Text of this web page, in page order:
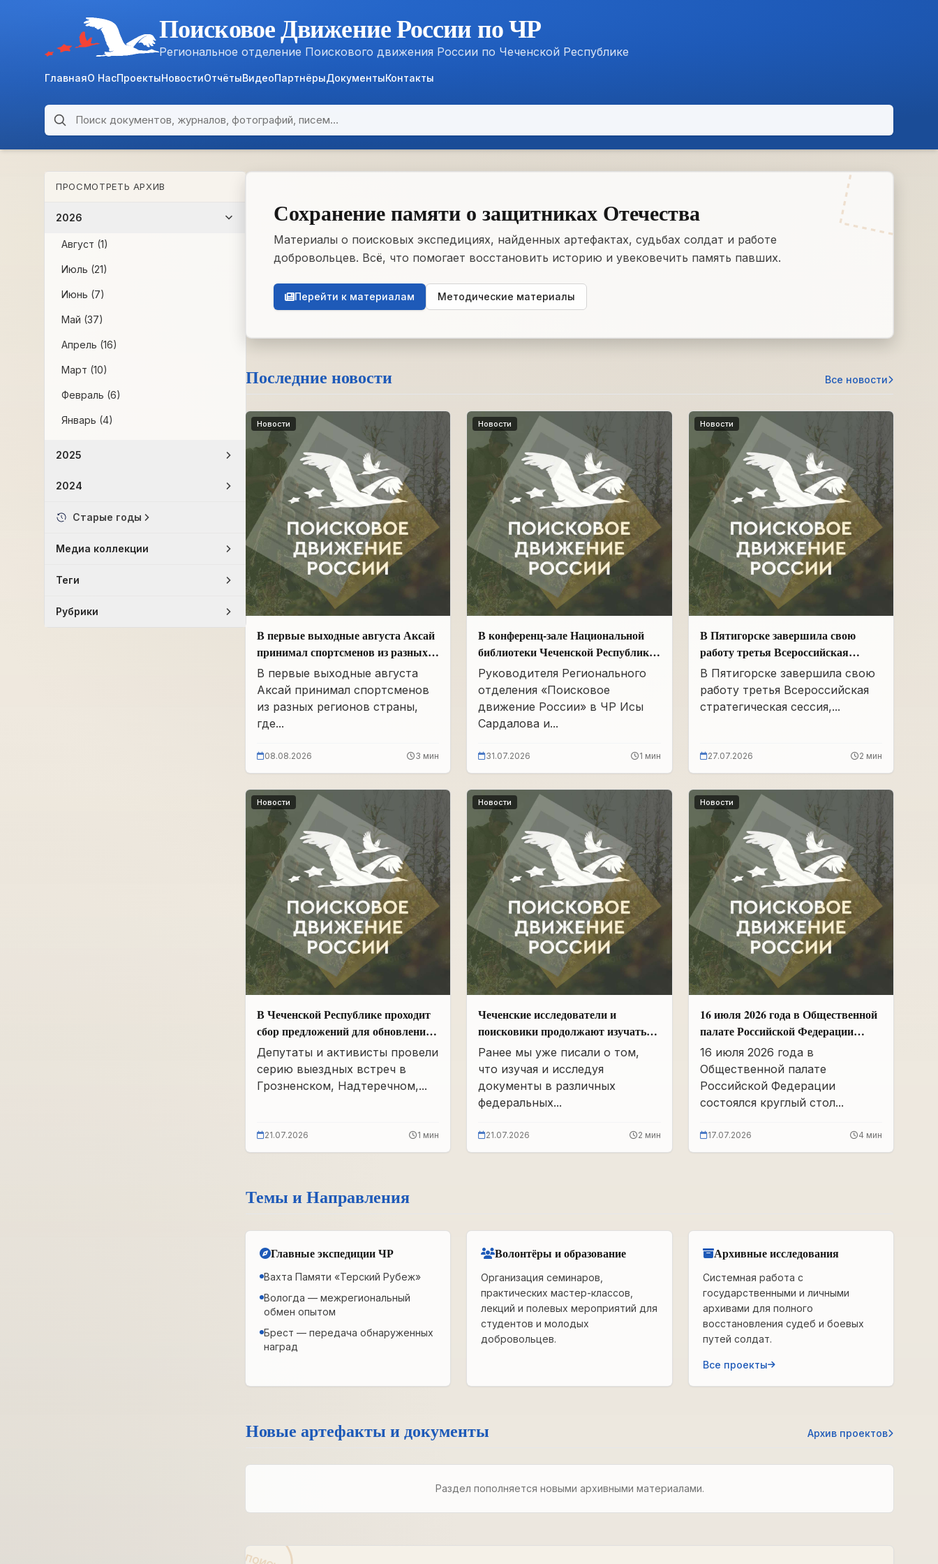
ARCHIVE
WWII • 1939–1945
Поисковое Движение России по ЧР
Региональное отделение Поискового движения России по Чеченской Республике
ГлавнаяО НасПроектыНовостиОтчётыВидеоПартнёрыДокументыКонтакты
Поиск по архиву
ПРОСМОТРЕТЬ АРХИВ
2026
Август (1)
Июль (21)
Июнь (7)
Май (37)
Апрель (16)
Март (10)
Февраль (6)
Январь (4)
2025
2024
Старые годы
Медиа коллекции
Теги
Рубрики
Сохранение памяти о защитниках Отечества
Материалы о поисковых экспедициях, найденных артефактах, судьбах солдат и работе
добровольцев. Всё, что помогает восстановить историю и увековечить память павших.
Перейти к материалам Методические материалы
Последние новости Все новости
Новости
В первые выходные августа Аксай
принимал спортсменов из разных
регионов страны
В первые выходные августа
Аксай принимал спортсменов
из разных регионов страны,
где...
08.08.2026 3 мин
Новости
В конференц-зале Национальной
библиотеки Чеченской Республики
им. А.А. Айдамирова прошло
заседание
Руководителя Регионального
отделения «Поисковое
движение России» в ЧР Исы
Сардалова и...
31.07.2026 1 мин
Новости
В Пятигорске завершила свою
работу третья Всероссийская
стратегическая сессия
В Пятигорске завершила свою
работу третья Всероссийская
стратегическая сессия,...
27.07.2026 2 мин
Новости
В Чеченской Республике проходит
сбор предложений для обновления
Народной программы в сфере АПК
Депутаты и активисты провели
серию выездных встреч в
Грозненском, Надтеречном,...
21.07.2026 1 мин
Новости
Чеченские исследователи и
поисковики продолжают изучать
фонды бывшего партархива СССР
Ранее мы уже писали о том,
что изучая и исследуя
документы в различных
федеральных...
21.07.2026 2 мин
Новости
16 июля 2026 года в Общественной
палате Российской Федерации
состоялся круглый стол
«Сохранение памяти о Героях
подвига самопожертвования и
воспитание...
16 июля 2026 года в
Общественной палате
Российской Федерации
состоялся круглый стол...
17.07.2026 4 мин
Темы и Направления
Главные экспедиции ЧР
Вахта Памяти «Терский Рубеж»
Вологда — межрегиональный
обмен опытом
Брест — передача обнаруженных
наград
Волонтёры и образование
Организация семинаров,
практических мастер-классов,
лекций и полевых мероприятий для
студентов и молодых
добровольцев.
Архивные исследования
Системная работа с
государственными и личными
архивами для полного
восстановления судеб и боевых
путей солдат.
Все проекты
Новые артефакты и документы Архив проектов
Раздел пополняется новыми архивными материалами.